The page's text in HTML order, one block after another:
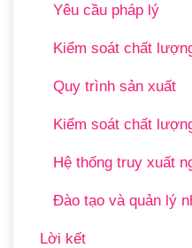
Yêu cầu pháp lý
Kiểm soát chất
Quy trình sản xuất
Kiểm soát chất
Hệ thống truy xuất
Đào tạo và quản lý
Lời kết